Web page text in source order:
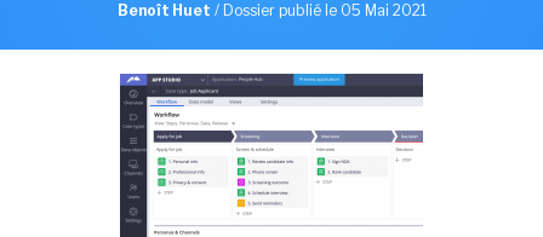
Benoît Huet / Dossier publié le 05 Mai 2021